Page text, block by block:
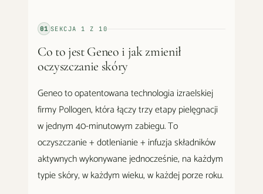
01 SEKCJA 1 Z 10
Co to jest Geneo i jak zmienił
oczyszczanie skóry
Geneo to opatentowana technologia izraelskiej
firmy Pollogen, która łączy trzy etapy pielęgnacji
w jednym 40-minutowym zabiegu. To
oczyszczanie + dotlenianie + infuzja składników
aktywnych wykonywane jednocześnie, na każdym
typie skóry, w każdym wieku, w każdej porze roku.